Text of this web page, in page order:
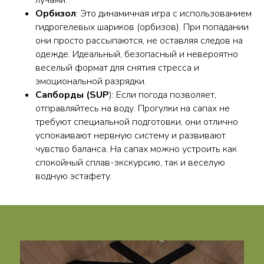
Орбизол: Это динамичная игра с использованием
гидрогелевых шариков (орбизов). При попадании
они просто рассыпаются, не оставляя следов на
одежде. Идеальный, безопасный и невероятно
веселый формат для снятия стресса и
эмоциональной разрядки.
Сапборды (SUP): Если погода позволяет,
отправляйтесь на воду. Прогулки на сапах не
требуют специальной подготовки, они отлично
успокаивают нервную систему и развивают
чувство баланса. На сапах можно устроить как
спокойный сплав-экскурсию, так и веселую
водную эстафету.